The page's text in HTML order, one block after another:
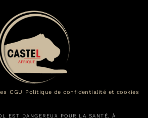
CGU Politique de confidentialité et cookies
EST DANGEREUX POUR LA SANTÉ, À